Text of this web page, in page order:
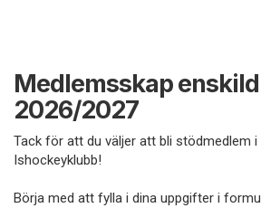
Medlemsskap
2026/2027
Tack för att du väljer att bli stödmedlem i
Ishockeyklubb!
Börja med att fylla i dina uppgifter i